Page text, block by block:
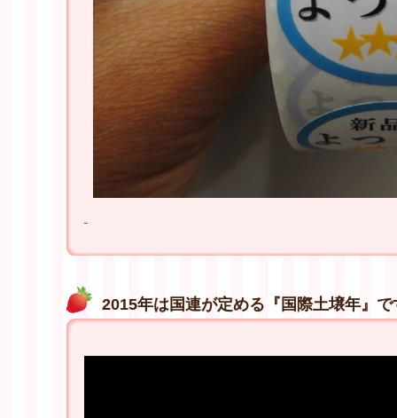
2015年は国連が定める『国際土壌年』で